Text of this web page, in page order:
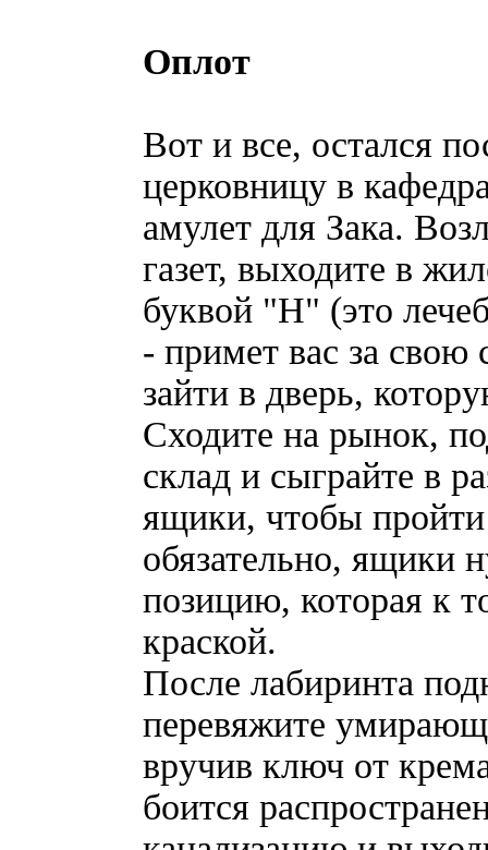
Оплот
Вот и все, остался
церковницу в
амулет для Зака.
газет, выходите в
буквой "Н" (это
- примет вас за свою
зайти в дверь,
Сходите на рынок,
склад и сыграйте в
ящики, чтобы пройти
обязательно, ящики
позицию, которая к
краской.
После лабиринта
перевяжите
вручив ключ от
боится